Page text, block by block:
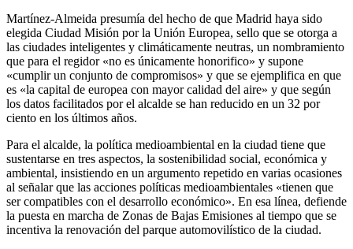
Martínez-Almeida presumía del hecho de que Madrid haya sido
elegida Ciudad Misión por la Unión Europea, sello que se otorga a
las ciudades inteligentes y climáticamente neutras, un nombramiento
que para el regidor «no es únicamente honorifico» y supone
«cumplir un conjunto de compromisos» y que se ejemplifica en que
es «la capital de europea con mayor calidad del aire» y que según
los datos facilitados por el alcalde se han reducido en un 32 por
ciento en los últimos años.
Para el alcalde, la política medioambiental en la ciudad tiene que
sustentarse en tres aspectos, la sostenibilidad social, económica y
ambiental, insistiendo en un argumento repetido en varias ocasiones
al señalar que las acciones políticas medioambientales «tienen que
ser compatibles con el desarrollo económico». En esa línea, defiende
la puesta en marcha de Zonas de Bajas Emisiones al tiempo que se
incentiva la renovación del parque automovilístico de la ciudad.